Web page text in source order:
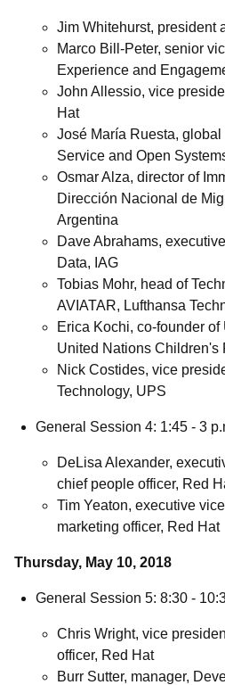
Jim Whitehurst, president
Marco Bill-Peter, senior
Experience and
John Allessio, vice
Hat
José María Ruesta, global
Service and Open
Osmar Alza, director of
Dirección Nacional de
Argentina
Dave Abrahams,
Data, IAG
Tobias Mohr, head of
AVIATAR, Lufthansa
Erica Kochi, co-founder
United Nations Children's
Nick Costides, vice
Technology, UPS
General Session 4: 1:45 - 3
DeLisa Alexander,
chief people officer, Red
Tim Yeaton, executive
marketing officer, Red Hat
Thursday, May 10, 2018
General Session 5: 8:30 -
Chris Wright, vice
officer, Red Hat
Burr Sutter, manager,